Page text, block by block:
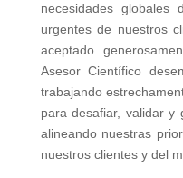
necesidades globales
urgentes de nuestros
aceptado
Asesor Científico
trabajando
para desafiar, validar y
alineando nuestras
nuestros clientes y del